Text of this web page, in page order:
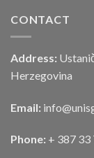
CONTACT
Address:
Herzegovina
Email:
Phone: + 387 33